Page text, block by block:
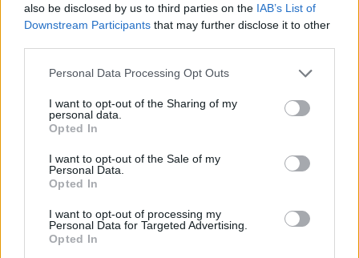
also be disclosed by us to third parties on the IAB’s List of
Downstream Participants that may further disclose it to other
Please note that this website/app uses one or more Google
not limited to your visit or usage behaviour. You may click to
grant or deny consent to Google and its third-party tags to
use your data for below specified purposes in below Google
consent section.
Personal Data Processing Opt Outs
I want to opt-out of the Sharing of my
personal data.
Opted In
I want to opt-out of the Sale of my
Personal Data.
Opted In
I want to opt-out of processing my
Personal Data for Targeted Advertising.
Opted In
Continua a leggere